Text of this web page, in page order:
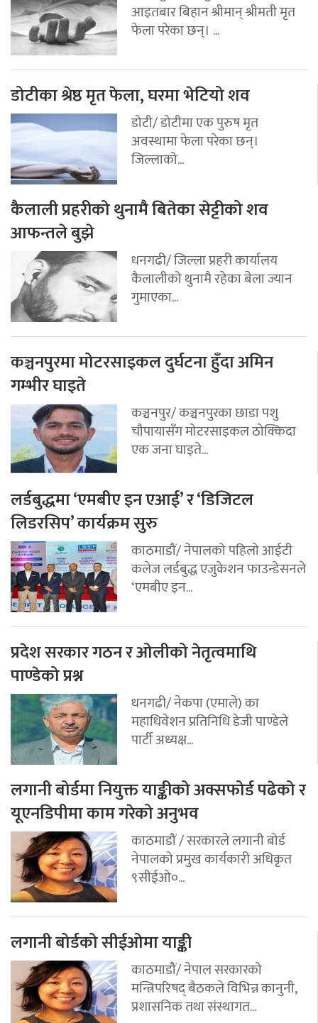
आइतबार बिहान श्रीमान् श्रीमती मृत
फेला परेका छन्। ...
डोटीका श्रेष्ठ मृत फेला, घरमा भेटियो शव
डोटी/ डोटीमा एक पुरुष मृत
अवस्थामा फेला परेका छन्।
जिल्लाको...
कैलाली प्रहरीको थुनामै बितेका सेट्टीको शव
आफन्तले बुझे
धनगढी/ जिल्ला प्रहरी कार्यालय
कैलालीको थुनामै रहेका बेला ज्यान
गुमाएका...
कञ्चनपुरमा मोटरसाइकल दुर्घटना हुँदा अमिन
गम्भीर घाइते
कञ्चनपुर/ कञ्चनपुरका छाडा पशु
चौपायासँग मोटरसाइकल ठोक्किदा
एक जना घाइते...
लर्डबुद्धमा ‘एमबीए इन एआई’ र ‘डिजिटल
लिडरसिप’ कार्यक्रम सुरु
काठमाडौं/ नेपालको पहिलो आईटी
कलेज लर्डबुद्ध एजुकेशन फाउन्डेसनले
‘एमबीए इन...
प्रदेश सरकार गठन र ओलीको नेतृत्वमाथि
पाण्डेको प्रश्न
धनगढी/ नेकपा (एमाले) का
महाधिवेशन प्रतिनिधि डेजी पाण्डेले
पार्टी अध्यक्ष...
लगानी बोर्डमा नियुक्त याङ्कीको अक्सफोर्ड पढेको र
यूएनडिपीमा काम गरेको अनुभव
काठमाडौं / सरकारले लगानी बोर्ड
नेपालको प्रमुख कार्यकारी अधिकृत
९सीईओ०...
लगानी बोर्डको सीईओमा याङ्की
काठमाडौं/ नेपाल सरकारको
मन्त्रिपरिषद् बैठकले विभिन्न कानुनी,
प्रशासनिक तथा संस्थागत...